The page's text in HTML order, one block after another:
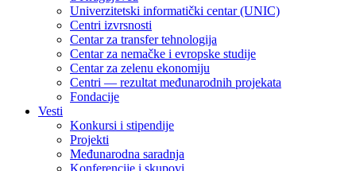
Univerzitetski informatički centar (UNIC)
Centri izvrsnosti
Centar za transfer tehnologija
Centar za nemačke i evropske studije
Centar za zelenu ekonomiju
Centri — rezultat međunarodnih projekata
Fondacije
Vesti
Konkursi i stipendije
Projekti
Međunarodna saradnja
Konferencije i skupovi